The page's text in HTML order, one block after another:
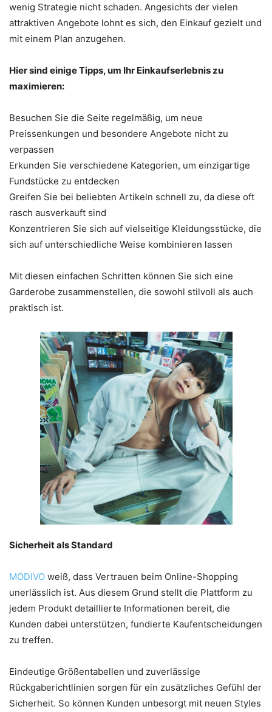
wenig Strategie nicht schaden. Angesichts der vielen
attraktiven Angebote lohnt es sich, den Einkauf gezielt und
mit einem Plan anzugehen.
Hier sind einige Tipps, um Ihr Einkaufserlebnis zu
maximieren:
Besuchen Sie die Seite regelmäßig, um neue
Preissenkungen und besondere Angebote nicht zu
verpassen
Erkunden Sie verschiedene Kategorien, um einzigartige
Fundstücke zu entdecken
Greifen Sie bei beliebten Artikeln schnell zu, da diese oft
rasch ausverkauft sind
Konzentrieren Sie sich auf vielseitige Kleidungsstücke, die
sich auf unterschiedliche Weise kombinieren lassen
Mit diesen einfachen Schritten können Sie sich eine
Garderobe zusammenstellen, die sowohl stilvoll als auch
praktisch ist.
Sicherheit als Standard
MODIVO weiß, dass Vertrauen beim Online-Shopping
unerlässlich ist. Aus diesem Grund stellt die Plattform zu
jedem Produkt detaillierte Informationen bereit, die
Kunden dabei unterstützen, fundierte Kaufentscheidungen
zu treffen.
Eindeutige Größentabellen und zuverlässige
Rückgaberichtlinien sorgen für ein zusätzliches Gefühl der
Sicherheit. So können Kunden unbesorgt mit neuen Styles